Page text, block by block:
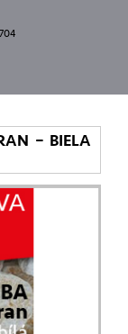
– BIELA